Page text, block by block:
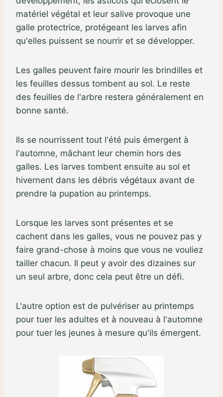
matériel végétal et leur salive provoque une
galle protectrice, protégeant les larves afin
qu'elles puissent se nourrir et se développer.
Les galles peuvent faire mourir les brindilles et
les feuilles dessus tombent au sol. Le reste
des feuilles de l'arbre restera généralement en
bonne santé.
Ils se nourrissent tout l'été puis émergent à
l'automne, mâchant leur chemin hors des
galles. Les larves tombent ensuite au sol et
hivernent dans les débris végétaux avant de
prendre la pupation au printemps.
Lorsque les larves sont présentes et se
cachent dans les galles, vous ne pouvez pas y
faire grand-chose à moins que vous ne vouliez
tailler chacun. Il peut y avoir des dizaines sur
un seul arbre, donc cela peut être un défi.
L'autre option est de pulvériser au printemps
pour tuer les adultes et à nouveau à l'automne
pour tuer les jeunes à mesure qu'ils émergent.